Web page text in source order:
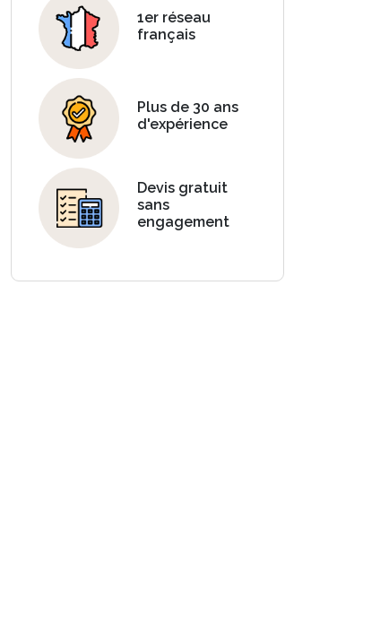
1er réseau
français
Plus de 30 ans
d'expérience
Devis gratuit
sans
engagement